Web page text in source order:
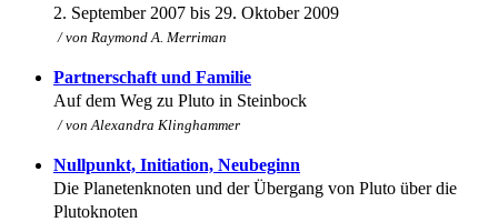
2. September 2007 bis 29. Oktober 2009
/ von Raymond A. Merriman
Partnerschaft und Familie
Auf dem Weg zu Pluto in Steinbock
/ vonAlexandra Klinghammer
Nullpunkt, Initiation, Neubeginn
Die Planetenknoten und der Übergang von Pluto über die
Plutoknoten